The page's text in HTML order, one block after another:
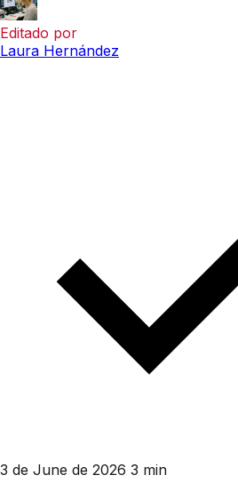
Editado por
Laura Hernández
3 de June de 2026 3 min